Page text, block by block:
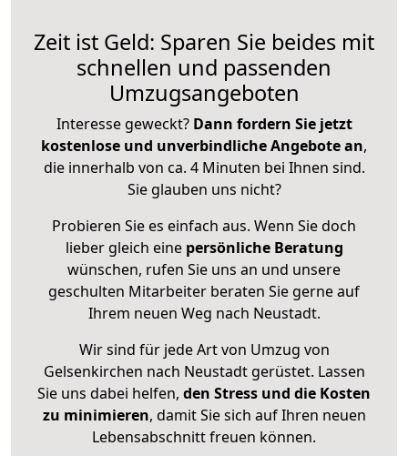
Zeit ist Geld: Sparen Sie beides mit
schnellen und passenden
Umzugsangeboten
Interesse geweckt? Dann fordern Sie jetzt
kostenlose und unverbindliche Angebote an,
die innerhalb von ca. 4 Minuten bei Ihnen sind.
Sie glauben uns nicht?
Probieren Sie es einfach aus. Wenn Sie doch
lieber gleich eine persönliche Beratung
wünschen, rufen Sie uns an und unsere
geschulten Mitarbeiter beraten Sie gerne auf
Ihrem neuen Weg nach Neustadt.
Wir sind für jede Art von Umzug von
Gelsenkirchen nach Neustadt gerüstet. Lassen
Sie uns dabei helfen, den Stress und die Kosten
zu minimieren, damit Sie sich auf Ihren neuen
Lebensabschnitt freuen können.